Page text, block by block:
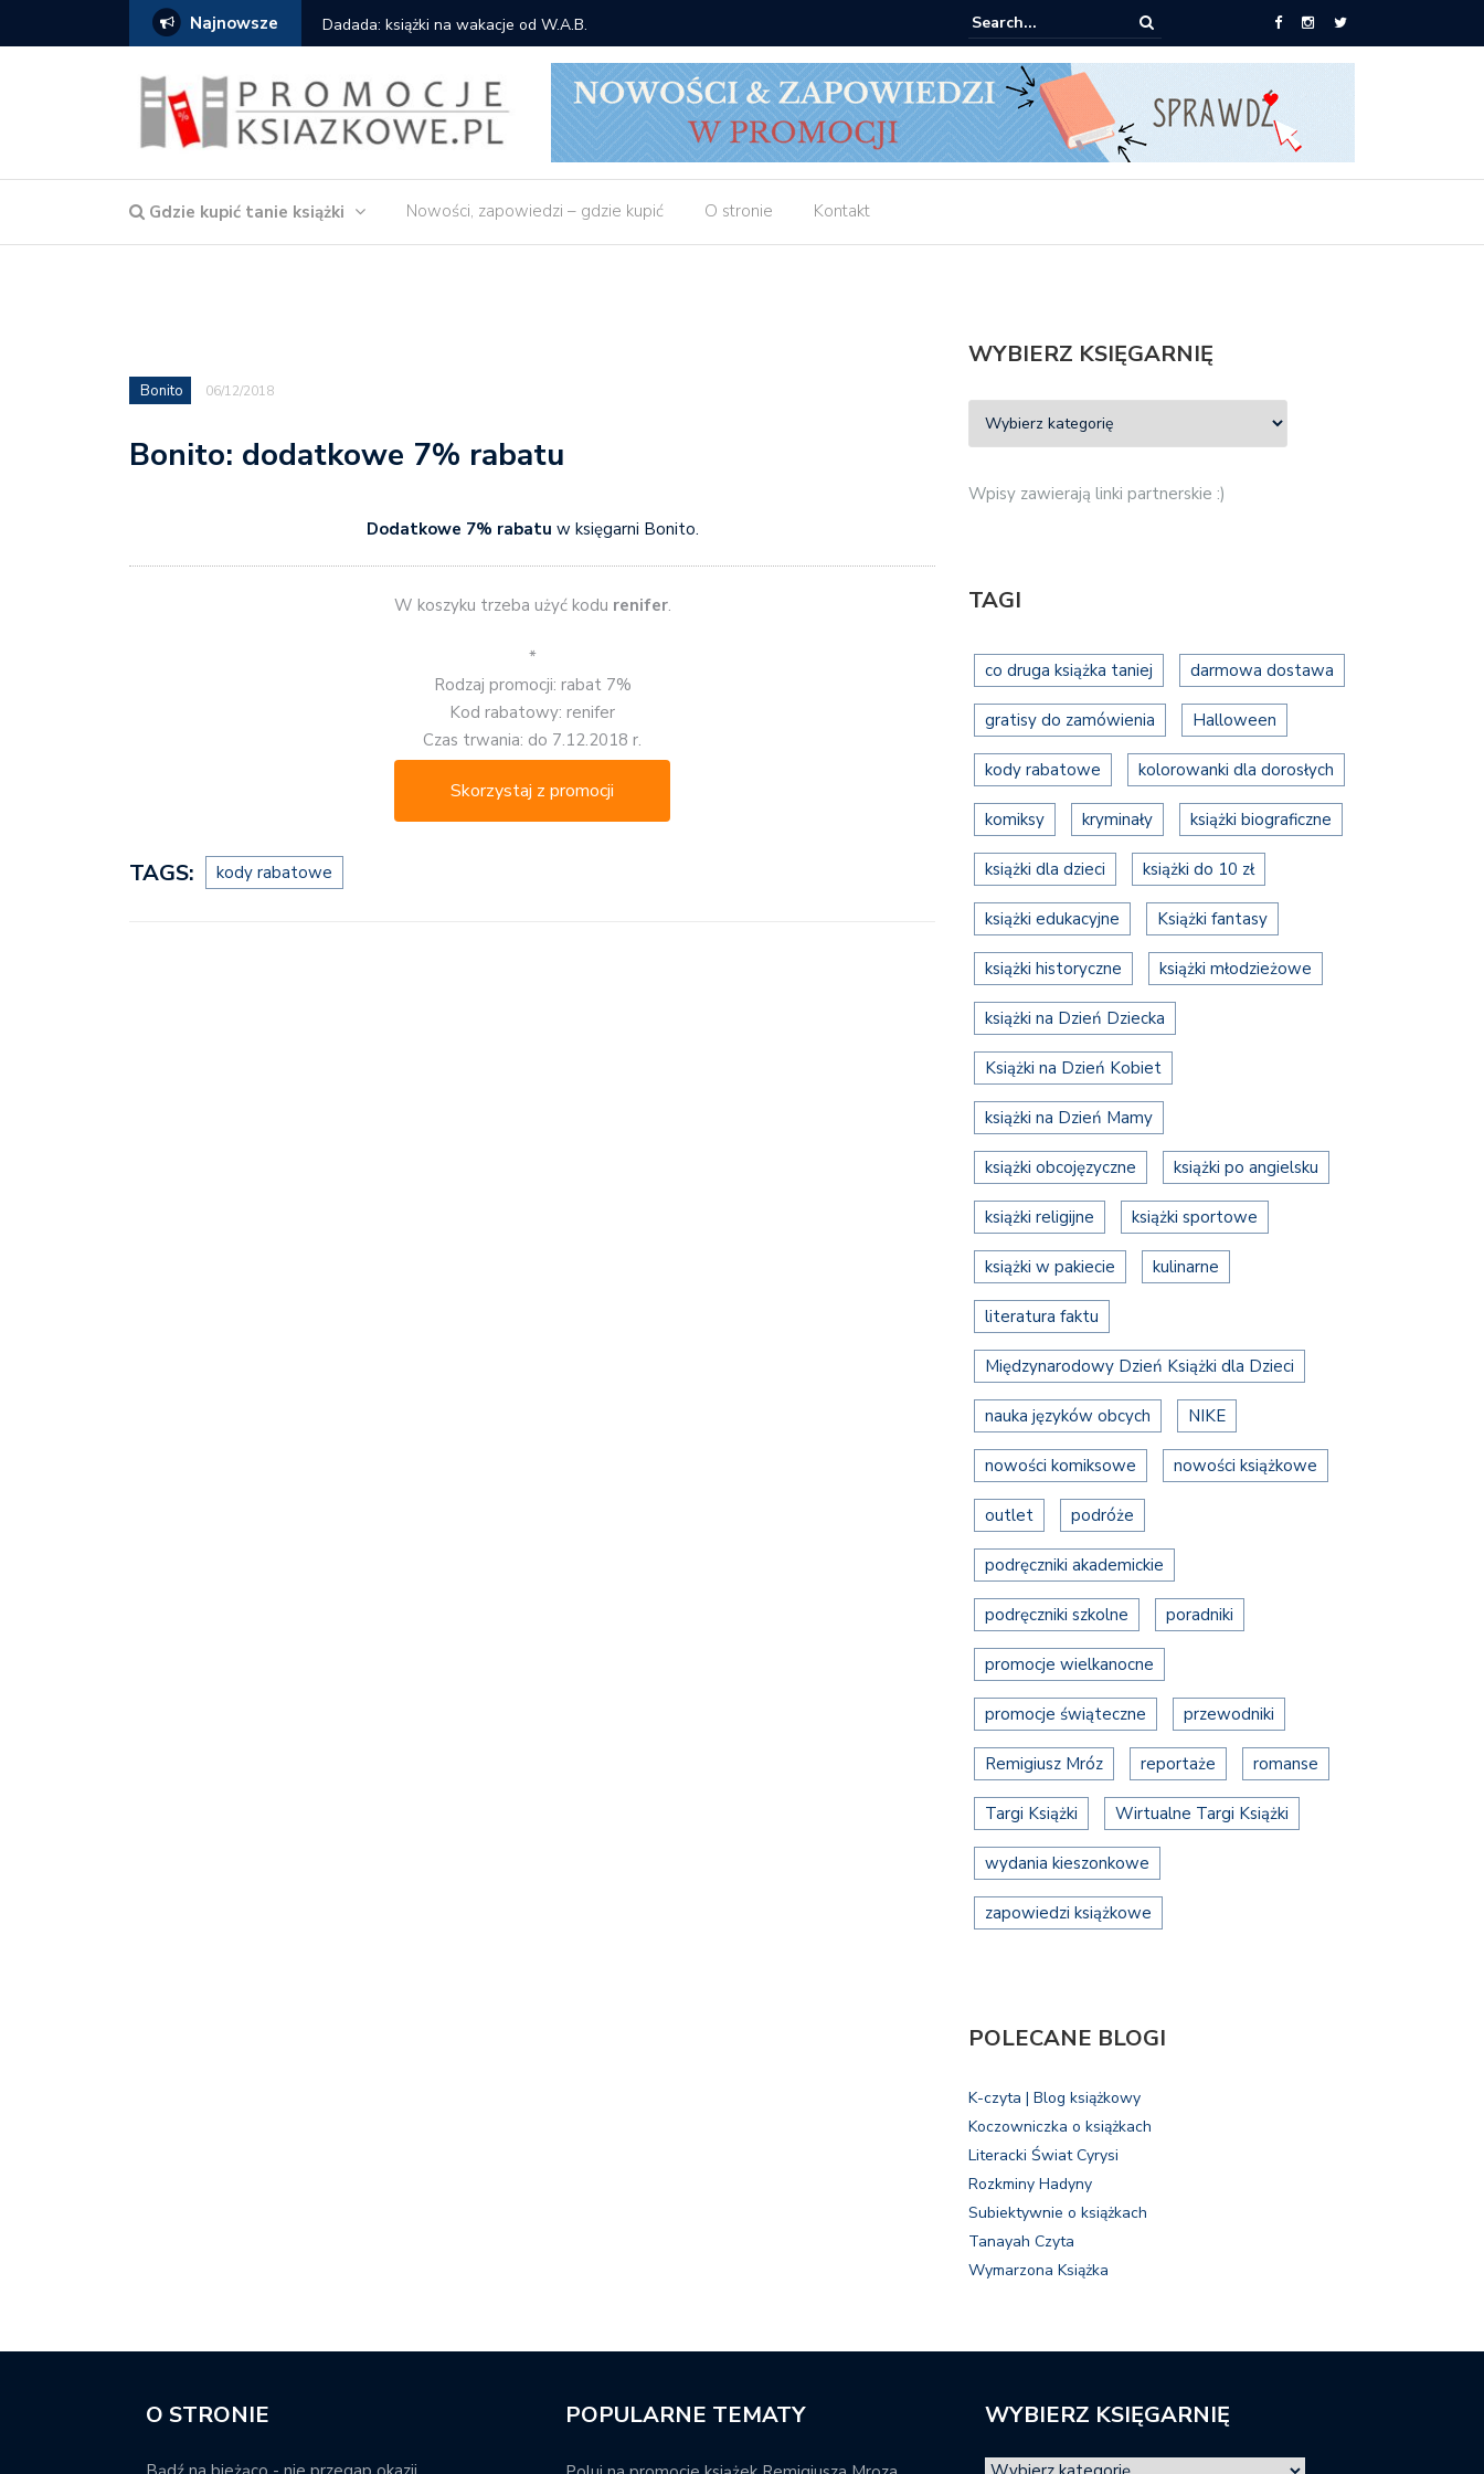
Najnowsze Dadada: książki na wakacje od W.A.B. Gdzie kupić: Mieczysław Gorzka – Copycat
Gdzie kupić tanie książki Nowości, zapowiedzi – gdzie kupić O stronie Kontakt
Bonito 06/12/2018
Bonito: dodatkowe 7% rabatu
Dodatkowe 7% rabatu w księgarni Bonito.
W koszyku trzeba użyć kodu renifer.
*
Rodzaj promocji: rabat 7%
Kod rabatowy: renifer
Czas trwania: do 7.12.2018 r.
Skorzystaj z promocji
TAGS: kody rabatowe
WYBIERZ KSIĘGARNIĘ
Wpisy zawierają linki partnerskie :)
TAGI
co druga książka taniej darmowa dostawa
gratisy do zamówienia Halloween
kody rabatowe kolorowanki dla dorosłych
komiksy kryminały książki biograficzne
książki dla dzieci książki do 10 zł
książki edukacyjne Książki fantasy
książki historyczne książki młodzieżowe
książki na Dzień Dziecka
Książki na Dzień Kobiet
książki na Dzień Mamy
książki obcojęzyczne książki po angielsku
książki religijne książki sportowe
książki w pakiecie kulinarne
literatura faktu
Międzynarodowy Dzień Książki dla Dzieci
nauka języków obcych NIKE
nowości komiksowe nowości książkowe
outlet podróże
podręczniki akademickie
podręczniki szkolne poradniki
promocje wielkanocne
promocje świąteczne przewodniki
Remigiusz Mróz reportaże romanse
Targi Książki Wirtualne Targi Książki
wydania kieszonkowe
zapowiedzi książkowe
POLECANE BLOGI
K-czyta | Blog książkowy
Koczowniczka o książkach
Literacki Świat Cyrysi
Rozkminy Hadyny
Subiektywnie o książkach
Tanayah Czyta
Wymarzona Książka
O STRONIE POPULARNE TEMATY WYBIERZ KSIĘGARNIĘ